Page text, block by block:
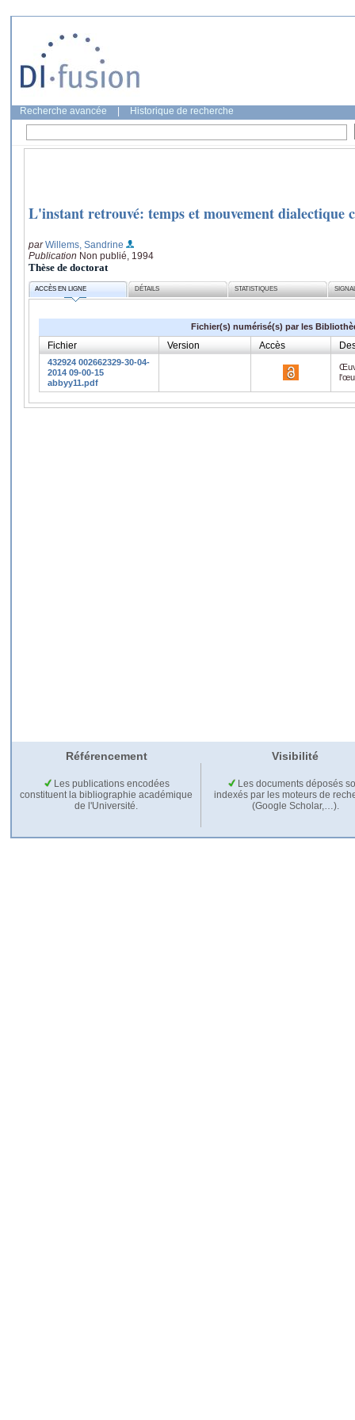
Recherche avancée Historique de recherche
L'instant retrouvé: temps et mouvement dialectique
parWillems, Sandrine
Publication Non publié, 1994
Thèse de doctorat
ACCÈS EN LIGNE DÉTAILS STATISTIQUES
Fichier(s) numérisé(s) par les
Fichier Version Accès
432924 002662329-30-04-
2014 09-00-15
abbyy11.pdf
Référencement Visibilité
Les publications encodées
constituent la bibliographie académique
de l'Université.
Les documents déposés
indexés par les moteurs de
(Google Scholar,…).